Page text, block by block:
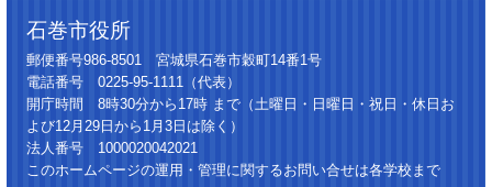
石巻市役所
郵便番号986-8501 宮城県石巻市穀町14番1号
電話番号 0225-95-1111（代表）
開庁時間 8時30分から17時 まで（土曜日・日曜日・祝日・休日お
よび12月29日から1月3日は除く）
法人番号 1000020042021
このホームページの運用・管理に関するお問い合せは各学校まで